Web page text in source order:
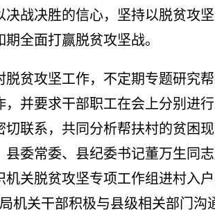
战决胜的信心，坚持以脱贫攻
全面打赢脱贫攻坚战。
贫攻坚工作，不定期专题研究
并要求干部职工在会上分别进
联系，共同分析帮扶村的贫困
委常委、县纪委书记董万生同志
机关脱贫攻坚专项工作组进村入
机关干部积极与县级相关部门沟